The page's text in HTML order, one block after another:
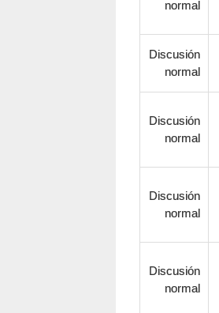
normal
Discusión
normal
Discusión
normal
Discusión
normal
Discusión
normal